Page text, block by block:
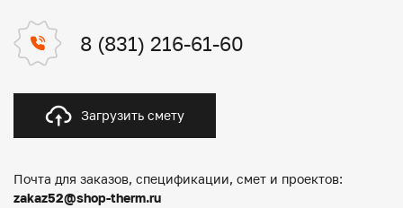
8 (831) 216-61-60
Загрузить смету
Почта для заказов, спецификации, смет и проектов:
zakaz52@shop-therm.ru